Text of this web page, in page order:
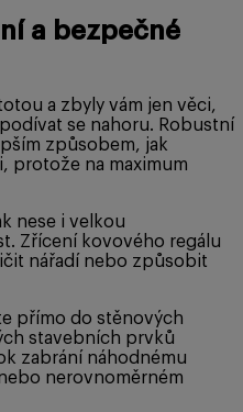
a bezpečné
a zbyly vám jen věci,
se nahoru. Robustní
způsobem, jak
protože na maximum
nese i velkou
Zřícení kovového regálu
nářadí nebo způsobit
přímo do stěnových
stavebních prvků
zabrání náhodnému
nerovnoměrném